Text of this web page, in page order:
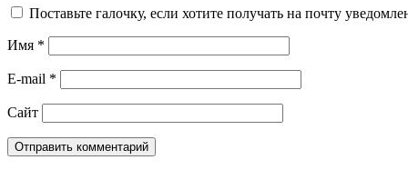
Поставьте галочку, если хотите получать на почту
Имя *
E-mail *
Сайт